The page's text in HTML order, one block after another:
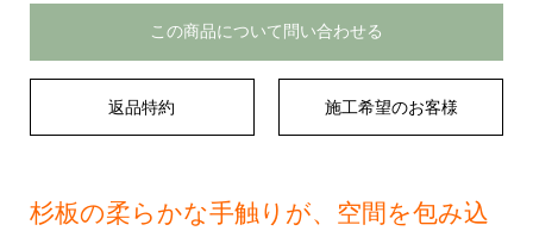
この商品について問い合わせる
返品特約 施工希望のお客様
杉板の柔らかな手触りが、空間を包み込